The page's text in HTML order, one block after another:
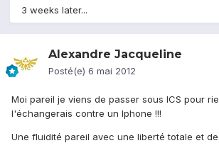
3 weeks later...
Alexandre Jacqueline
Posté(e) 6 mai 2012
Moi pareil je viens de passer sous ICS pour
l'échangerais contre un Iphone !!!
Une fluidité pareil avec une liberté totale et